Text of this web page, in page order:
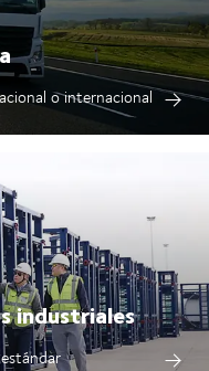
o internacional
industriales